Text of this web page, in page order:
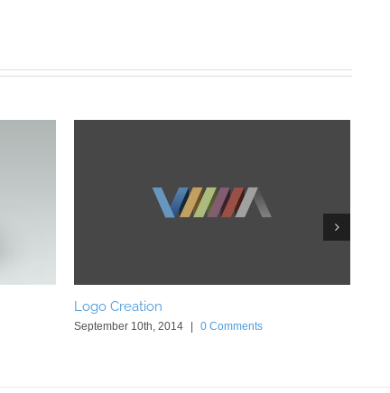
Logo Creation
September 10th, 2014 0 Comments